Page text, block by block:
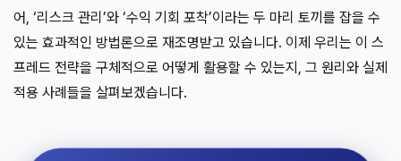
어, ‘리스크 관리’와 ‘수익 기회 포착’이라는 두 마리 토끼를 잡을 수
있는 효과적인 방법론으로 재조명받고 있습니다. 이제 우리는 이 스
프레드 전략을 구체적으로 어떻게 활용할 수 있는지, 그 원리와 실제
적용 사례들을 살펴보겠습니다.